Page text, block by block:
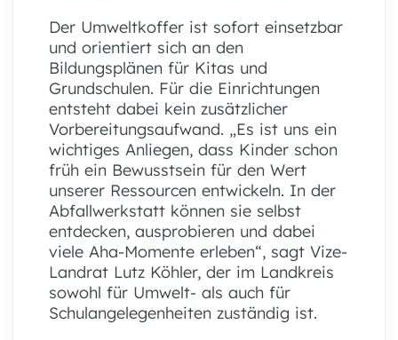
Der Umweltkoffer ist sofort einsetzbar
und orientiert sich an den
Bildungsplänen für Kitas und
Grundschulen. Für die Einrichtungen
entsteht dabei kein zusätzlicher
Vorbereitungsaufwand. „Es ist uns ein
wichtiges Anliegen, dass Kinder schon
früh ein Bewusstsein für den Wert
unserer Ressourcen entwickeln. In der
Abfallwerkstatt können sie selbst
entdecken, ausprobieren und dabei
viele Aha-Momente erleben“, sagt Vize-
Landrat Lutz Köhler, der im Landkreis
sowohl für Umwelt- als auch für
Schulangelegenheiten zuständig ist.